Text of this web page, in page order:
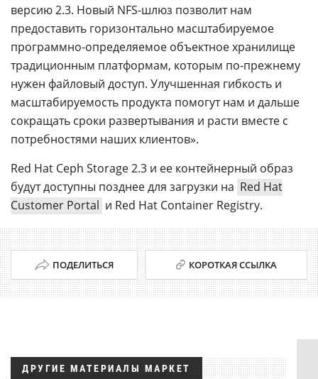
версию 2.3. Новый NFS-шлюз позволит нам
предоставить горизонтально масштабируемое
программно-определяемое объектное хранилище
традиционным платформам, которым по-прежнему
нужен файловый доступ. Улучшенная гибкость и
масштабируемость продукта помогут нам и дальше
сокращать сроки развертывания и расти вместе с
потребностями наших клиентов».
Red Hat Ceph Storage 2.3 и ее контейнерный образ
будут доступны позднее для загрузки на Red Hat
Customer Portal и Red Hat Container Registry.
ПОДЕЛИТЬСЯ КОРОТКАЯ ССЫЛКА
ДРУГИЕ МАТЕРИАЛЫ МАРКЕТ